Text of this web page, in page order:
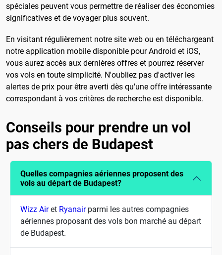
spéciales peuvent vous permettre de réaliser des économies
significatives et de voyager plus souvent.
En visitant régulièrement notre site web ou en téléchargeant
notre application mobile disponible pour Android et iOS,
vous aurez accès aux dernières offres et pourrez réserver
vos vols en toute simplicité. N'oubliez pas d'activer les
alertes de prix pour être averti dès qu'une offre intéressante
correspondant à vos critères de recherche est disponible.
Conseils pour prendre un vol
pas chers de Budapest
Quelles compagnies aériennes proposent des
vols au départ de Budapest?
Wizz Airet Ryanairparmi les autres compagnies
aériennes proposant des vols bon marché au départ
de Budapest.